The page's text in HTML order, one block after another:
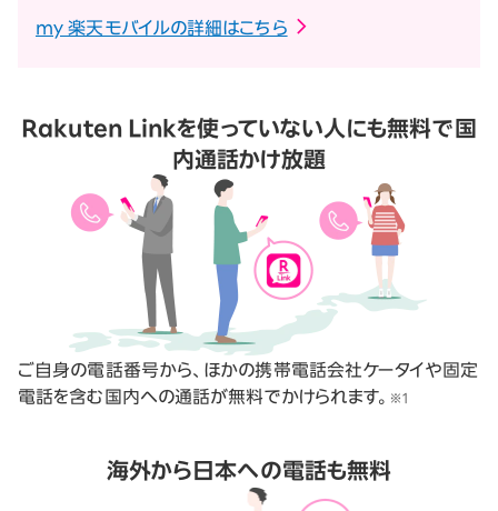
my 楽天モバイルの詳細はこちら
Rakuten Linkを使っていない人にも無料で国
内通話かけ放題
ご自身の電話番号から、ほかの携帯電話会社ケータイや固定
電話を含む国内への通話が無料でかけられます。 ※1
海外から日本への電話も無料